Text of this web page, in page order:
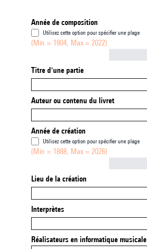
Année de composition
Utilisez cette option pour spécifier une plage
(Min = 1904, Max = 2022)
Titre d'une partie
Auteur ou contenu du livret
Année de création
Utilisez cette option pour spécifier une plage
(Min = 1888, Max = 2026)
Lieu de la création
Interprètes
Réalisateurs en informatique musicale